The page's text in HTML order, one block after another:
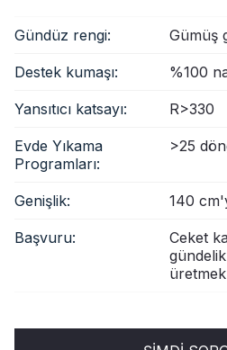
Gündüz rengi: Gümüş
Destek kumaşı: %100
Yansıtıcı katsayı: R>330
Evde Yıkama
Programları:
>25
Genişlik: 140
Başvuru:
Ceket
üretmek